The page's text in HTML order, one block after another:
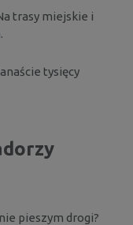
trasy miejskie i
tysięcy
pieszym drogi?